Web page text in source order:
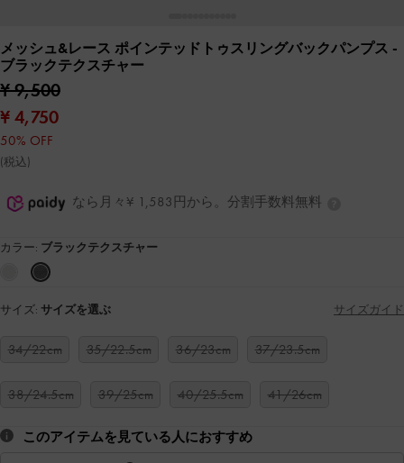
メッシュ&レース ポインテッドトゥスリングバックパンプス -
ブラックテクスチャー
¥ 9,500
¥ 4,750
50% OFF
(税込)
なら月々¥ 1,583円から。分割手数料無料
カラー: ブラックテクスチャー
サイズ: サイズを選ぶ サイズガイド
34/22cm 35/22.5cm 36/23cm 37/23.5cm
38/24.5cm 39/25cm 40/25.5cm 41/26cm
このアイテムを見ている人におすすめ